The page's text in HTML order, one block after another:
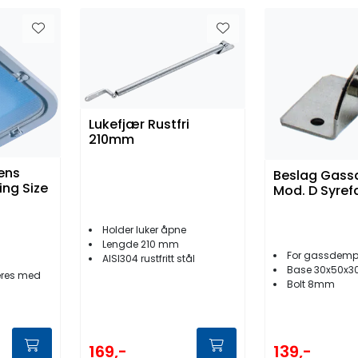
Size
med
Lukefjær Rustfri
210mm
Holder luker åpne
Lengde 210 mm
AISI304 rustfritt stål
169,-
Beslag
Mod. D
For gassdemper
Base
Bolt 8mm
139,-